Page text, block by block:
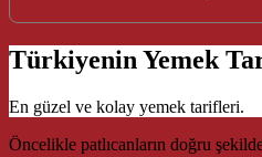
Türkiyenin Yemek
En güzel ve kolay yemek tarifleri.
Öncelikle patlıcanların doğru